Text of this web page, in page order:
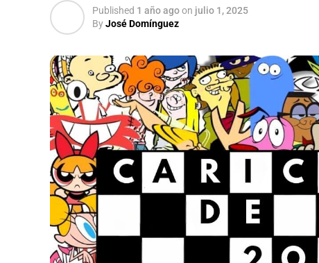
Published 1 año agoon julio 1, 2025
ByJosé Domínguez